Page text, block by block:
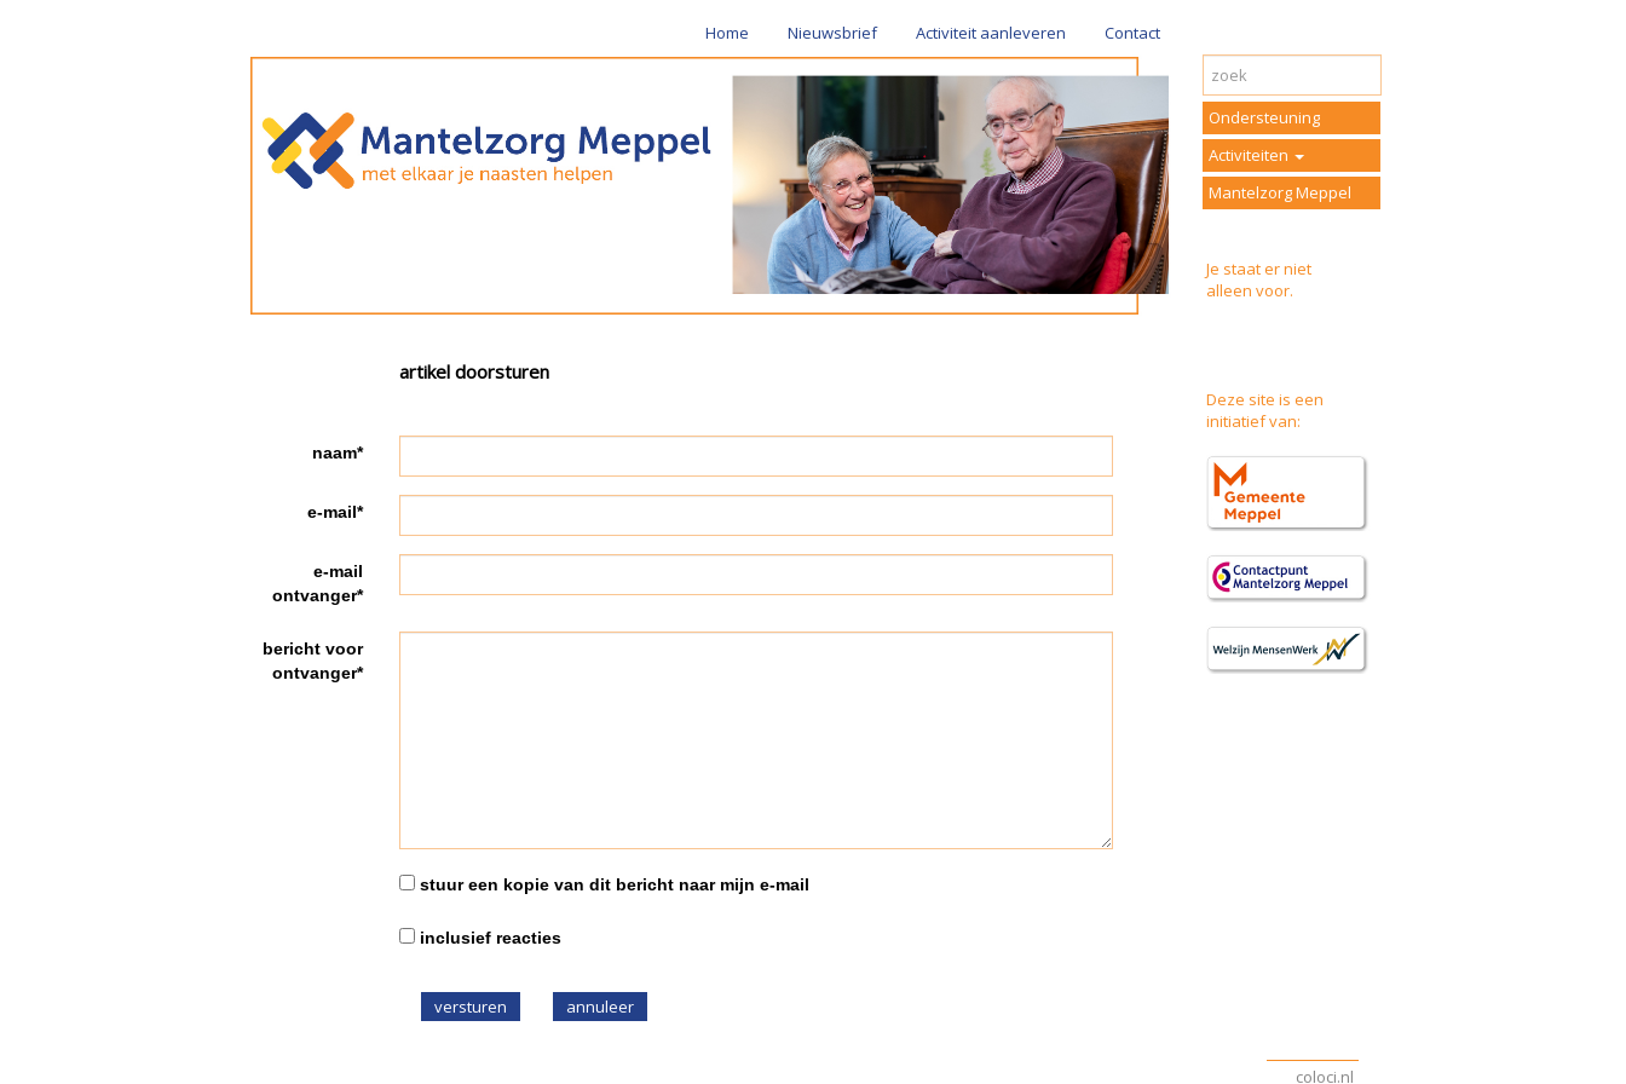
Home Nieuwsbrief Activiteit aanleveren Contact
artikel doorsturen
naam*
e-mail*
e-mail
ontvanger*
bericht voor
ontvanger*
stuur een kopie van dit bericht naar mijn e-mail
inclusief reacties
versturen
Ondersteuning
Activiteiten
Mantelzorg Meppel
Je staat er niet
alleen voor.
Deze site is een
initiatief van:
coloci.nl